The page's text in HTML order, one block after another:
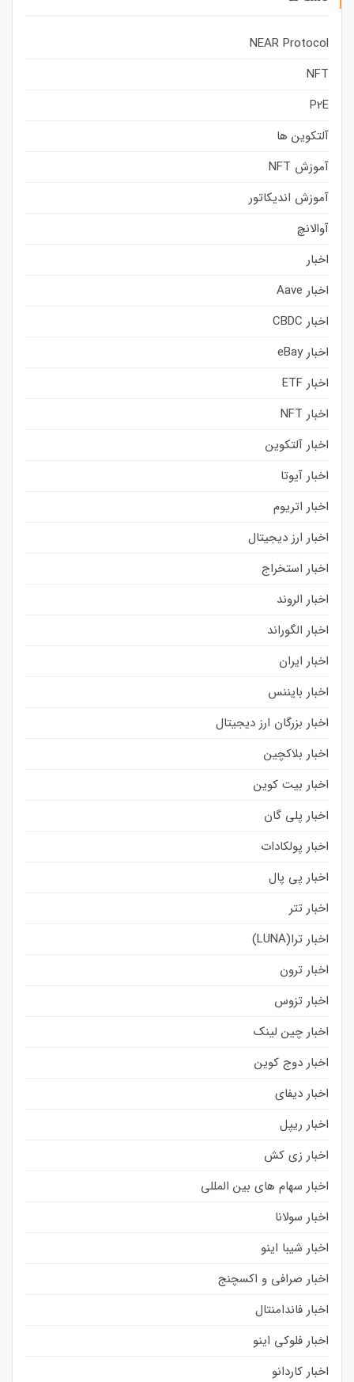
NEAR Protocol
NFT
P2E
آلتکوین ها
آموزش NFT
آموزش اندیکاتور
آوالانچ
اخبار
اخبار Aave
اخبار CBDC
اخبار eBay
اخبار ETF
اخبار NFT
اخبار آلتکوین
اخبار آیوتا
اخبار اتریوم
اخبار ارز دیجیتال
اخبار استخراج
اخبار الروند
اخبار الگوراند
اخبار ایران
اخبار بایننس
اخبار بزرگان ارز دیجیتال
اخبار بلاکچین
اخبار بیت کوین
اخبار پلی گان
اخبار پولکادات
اخبار پی پال
اخبار تتر
اخبار ترا(LUNA)
اخبار ترون
اخبار تزوس
اخبار چین لینک
اخبار دوج کوین
اخبار دیفای
اخبار ریپل
اخبار زی کش
اخبار سهام های بین المللی
اخبار سولانا
اخبار شیبا اینو
اخبار صرافی و اکسچنج
اخبار فاندامنتال
اخبار فلوکی اینو
اخبار کاردانو